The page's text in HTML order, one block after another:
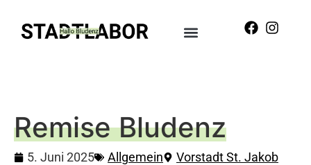
Remise Bludenz
5. Juni 2025 Allgemein Vorstadt St. Jakob